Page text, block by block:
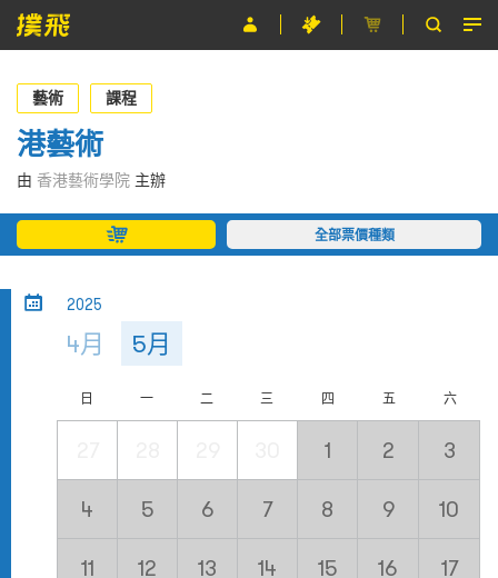
節目
主辦單位
關於撲飛
條款及細則
藝術 課程
港藝術
由 香港藝術學院 主辦
全部票價種類
2025
4月 5月
日 一 二 三 四 五 六
1 2 3
4 5 6 7 8 9 10
11 12 13 14 15 16 17